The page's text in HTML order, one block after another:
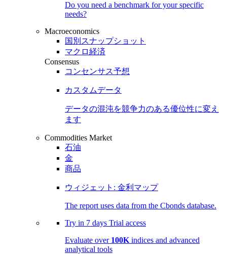
Do you need a benchmark for your specific
needs?
Macroeconomics
国別スナップショット
マクロ経済
Consensus
コンセンサス予想
カスタムデータ
データの混沌を競争力のある優位性に変え
ます
Commodities Market
石油
金
商品
ウィジェット: 金利マップ
The report uses data from the Cbonds database.
Try in 7 days Trial access
Evaluate over 100K indices and advanced
analytical tools